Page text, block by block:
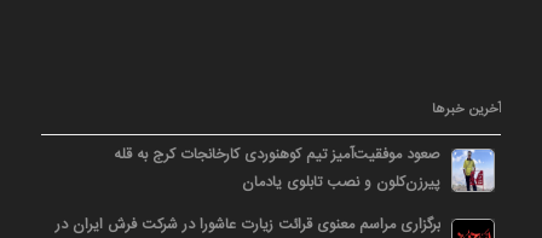
آخرین خبرها
صعود موفقیت‌آمیز تیم کوهنوردی کارخانجات کرج به قله
پیرزن‌کلون و نصب تابلوی یادمان
برگزاری مراسم معنوی قرائت زیارت عاشورا در شرکت فرش ایران در